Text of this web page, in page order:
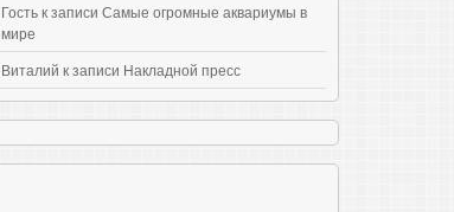
Гость к записи Самые огромные аквариумы в
мире
Виталий к записи Накладной пресс